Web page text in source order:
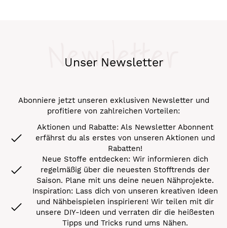
Unser Newsletter
Newsletter
Abonniere jetzt unseren exklusiven Newsletter und
profitiere von zahlreichen Vorteilen:
Aktionen und Rabatte: Als Newsletter Abonnent
erfährst du als erstes von unseren Aktionen und
Rabatten!
Neue Stoffe entdecken: Wir informieren dich
regelmäßig über die neuesten Stofftrends der
Saison. Plane mit uns deine neuen Nähprojekte.
Inspiration: Lass dich von unseren kreativen Ideen
und Nähbeispielen inspirieren! Wir teilen mit dir
unsere DIY-Ideen und verraten dir die heißesten
Tipps und Tricks rund ums Nähen.